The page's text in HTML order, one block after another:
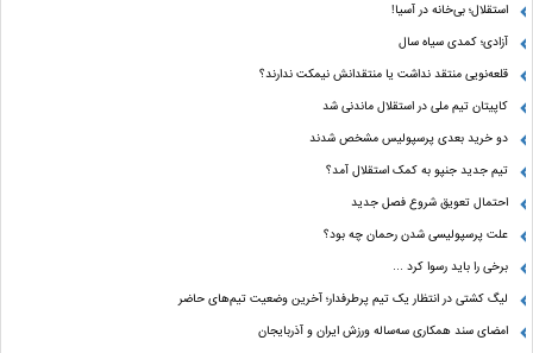
استقلال؛ بی‌خانه در آسیا!
آزادی؛ کمدی سیاه سال
قلعه‌نویی منتقد نداشت یا منتقدانش نیمکت ندارند؟
کاپیتان تیم ملی در استقلال ماندنی شد
دو خرید بعدی پرسپولیس مشخص شدند
تیم جدید جنپو به کمک استقلال آمد؟
احتمال تعویق شروع فصل جدید
علت پرسپولیسی شدن رحمان چه بود؟
برخی را باید رسوا کرد …
لیگ کشتی در انتظار یک تیم پرطرفدار؛ آخرین وضعیت تیم‌های حاضر
امضای سند همکاری سه‌ساله ورزش ایران و آذربایجان